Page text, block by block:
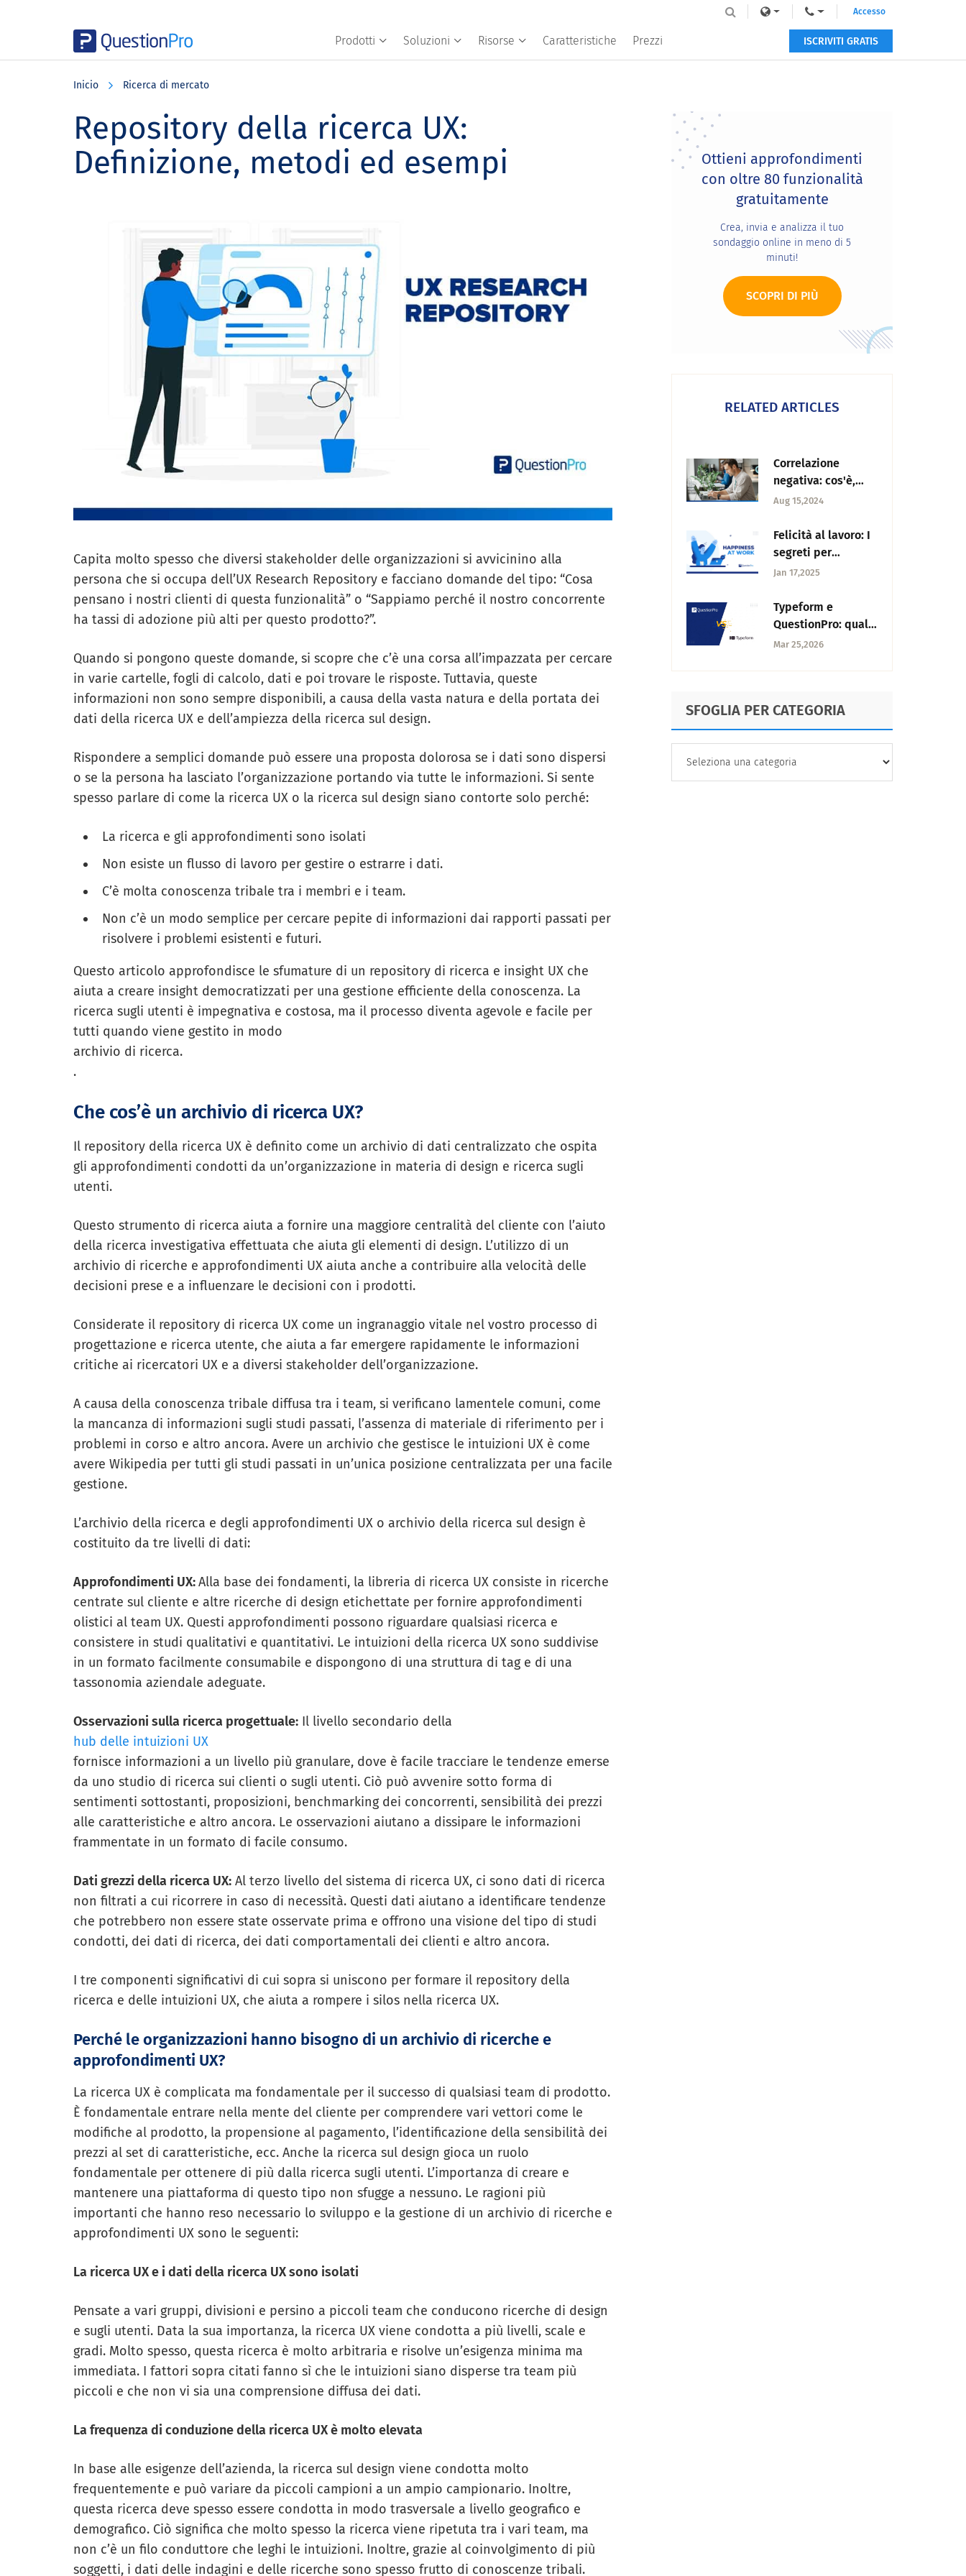
Prodotti Soluzioni Risorse Caratteristiche Prezzi
Accesso
ISCRIVITI GRATIS
Inicio Ricerca di mercato
Repository della ricerca UX:
Definizione, metodi ed esempi
Capita molto spesso che diversi stakeholder delle organizzazioni si avvicinino alla
persona che si occupa dell’UX Research Repository e facciano domande del tipo: “Cosa
pensano i nostri clienti di questa funzionalità” o “Sappiamo perché il nostro concorrente
ha tassi di adozione più alti per questo prodotto?”.
Quando si pongono queste domande, si scopre che c’è una corsa all’impazzata per cercare
in varie cartelle, fogli di calcolo, dati e poi trovare le risposte. Tuttavia, queste
informazioni non sono sempre disponibili, a causa della vasta natura e della portata dei
dati della ricerca UX e dell’ampiezza della ricerca sul design.
Rispondere a semplici domande può essere una proposta dolorosa se i dati sono dispersi
o se la persona ha lasciato l’organizzazione portando via tutte le informazioni. Si sente
spesso parlare di come la ricerca UX o la ricerca sul design siano contorte solo perché:
La ricerca e gli approfondimenti sono isolati
Non esiste un flusso di lavoro per gestire o estrarre i dati.
C’è molta conoscenza tribale tra i membri e i team.
Non c’è un modo semplice per cercare pepite di informazioni dai rapporti passati per
risolvere i problemi esistenti e futuri.
Questo articolo approfondisce le sfumature di un repository di ricerca e insight UX che
aiuta a creare insight democratizzati per una gestione efficiente della conoscenza. La
ricerca sugli utenti è impegnativa e costosa, ma il processo diventa agevole e facile per
tutti quando viene gestito in modo
archivio di ricerca.
.
Che cos’è un archivio di ricerca UX?
Il repository della ricerca UX è definito come un archivio di dati centralizzato che ospita
gli approfondimenti condotti da un’organizzazione in materia di design e ricerca sugli
utenti.
Questo strumento di ricerca aiuta a fornire una maggiore centralità del cliente con l’aiuto
della ricerca investigativa effettuata che aiuta gli elementi di design. L’utilizzo di un
archivio di ricerche e approfondimenti UX aiuta anche a contribuire alla velocità delle
decisioni prese e a influenzare le decisioni con i prodotti.
Considerate il repository di ricerca UX come un ingranaggio vitale nel vostro processo di
progettazione e ricerca utente, che aiuta a far emergere rapidamente le informazioni
critiche ai ricercatori UX e a diversi stakeholder dell’organizzazione.
A causa della conoscenza tribale diffusa tra i team, si verificano lamentele comuni, come
la mancanza di informazioni sugli studi passati, l’assenza di materiale di riferimento per i
problemi in corso e altro ancora. Avere un archivio che gestisce le intuizioni UX è come
avere Wikipedia per tutti gli studi passati in un’unica posizione centralizzata per una facile
gestione.
L’archivio della ricerca e degli approfondimenti UX o archivio della ricerca sul design è
costituito da tre livelli di dati:
Approfondimenti UX:Alla base dei fondamenti, la libreria di ricerca UX consiste in ricerche
centrate sul cliente e altre ricerche di design etichettate per fornire approfondimenti
olistici al team UX. Questi approfondimenti possono riguardare qualsiasi ricerca e
consistere in studi qualitativi e quantitativi. Le intuizioni della ricerca UX sono suddivise
in un formato facilmente consumabile e dispongono di una struttura di tag e di una
tassonomia aziendale adeguate.
Osservazioni sulla ricerca progettuale: Il livello secondario della
hub delle intuizioni UX
fornisce informazioni a un livello più granulare, dove è facile tracciare le tendenze emerse
da uno studio di ricerca sui clienti o sugli utenti. Ciò può avvenire sotto forma di
sentimenti sottostanti, proposizioni, benchmarking dei concorrenti, sensibilità dei prezzi
alle caratteristiche e altro ancora. Le osservazioni aiutano a dissipare le informazioni
frammentate in un formato di facile consumo.
Dati grezzi della ricerca UX: Al terzo livello del sistema di ricerca UX, ci sono dati di ricerca
non filtrati a cui ricorrere in caso di necessità. Questi dati aiutano a identificare tendenze
che potrebbero non essere state osservate prima e offrono una visione del tipo di studi
condotti, dei dati di ricerca, dei dati comportamentali dei clienti e altro ancora.
I tre componenti significativi di cui sopra si uniscono per formare il repository della
ricerca e delle intuizioni UX, che aiuta a rompere i silos nella ricerca UX.
Perché le organizzazioni hanno bisogno di un archivio di ricerche e
approfondimenti UX?
La ricerca UX è complicata ma fondamentale per il successo di qualsiasi team di prodotto.
È fondamentale entrare nella mente del cliente per comprendere vari vettori come le
modifiche al prodotto, la propensione al pagamento, l’identificazione della sensibilità dei
prezzi al set di caratteristiche, ecc. Anche la ricerca sul design gioca un ruolo
fondamentale per ottenere di più dalla ricerca sugli utenti. L’importanza di creare e
mantenere una piattaforma di questo tipo non sfugge a nessuno. Le ragioni più
importanti che hanno reso necessario lo sviluppo e la gestione di un archivio di ricerche e
approfondimenti UX sono le seguenti:
La ricerca UX e i dati della ricerca UX sono isolati
Pensate a vari gruppi, divisioni e persino a piccoli team che conducono ricerche di design
e sugli utenti. Data la sua importanza, la ricerca UX viene condotta a più livelli, scale e
gradi. Molto spesso, questa ricerca è molto arbitraria e risolve un’esigenza minima ma
immediata. I fattori sopra citati fanno sì che le intuizioni siano disperse tra team più
piccoli e che non vi sia una comprensione diffusa dei dati.
La frequenza di conduzione della ricerca UX è molto elevata
In base alle esigenze dell’azienda, la ricerca sul design viene condotta molto
frequentemente e può variare da piccoli campioni a un ampio campionario. Inoltre,
questa ricerca deve spesso essere condotta in modo trasversale a livello geografico e
demografico. Ciò significa che molto spesso la ricerca viene ripetuta tra i vari team, ma
non c’è un filo conduttore che leghi le intuizioni. Inoltre, grazie al coinvolgimento di più
soggetti, i dati delle indagini e delle ricerche sono spesso frutto di conoscenze tribali.
Primary
Sidebar
Ottieni approfondimenti
con oltre 80 funzionalità
gratuitamente
Crea, invia e analizza il tuo
sondaggio online in meno di 5
minuti!
SCOPRI DI PIÙ
RELATED ARTICLES
Correlazione
negativa: cos'è,
esempi e come
Aug 15,2024
Felicità al lavoro: I
segreti per
aumentare il
dipendenti
Jan 17,2025
Typeform e
QuestionPro: qual è
la scelta migliore
Mar 25,2026
SFOGLIA PER CATEGORIA
PER
CATEGORIA